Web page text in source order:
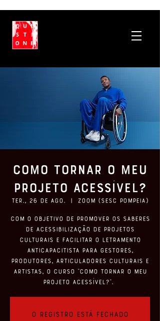
Como Tornar o Meu
Projeto Acessível?
ter., 26 de ago.
  |
ZOOM (SESC Pompeia)
Com o objetivo de promover os saberes
de acessibilização de projetos
culturais e facilitar o letramento
anticapacitista para gestores,
produtores, articuladores culturais e
artistas, o curso “Como Tornar o Meu
Projeto Acessível?”.
O registro está fechado